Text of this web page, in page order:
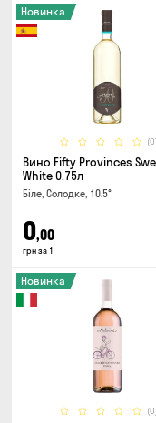
Новинка
Вино Fifty Provinces
White 0.75л
Біле, Солодке, 10.5°
0,00
грн за 1
Новинка